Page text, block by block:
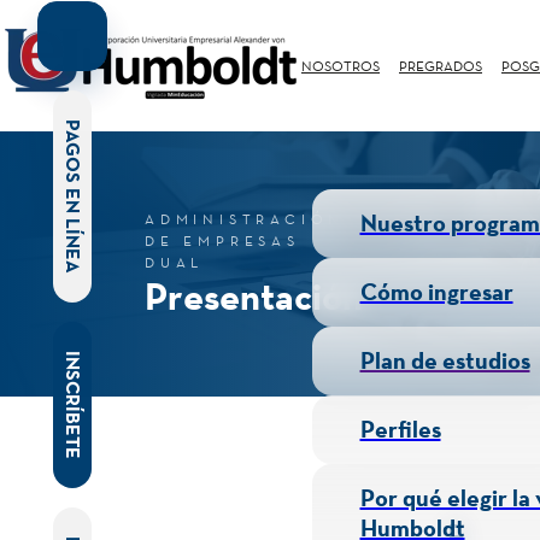
NOSOTROS PREGRADOS
ADMINISTRACIÓN
DE EMPRESAS
DUAL
Presentación
Nuestro
Cómo ingresar
Plan de estudios
Perfiles
Por qué elegir la
Humboldt
PAGOS EN LÍNEA
INSCRÍBETE